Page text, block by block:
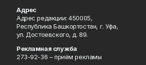
Адрес
Адрес редакции: 450005,
Республика Башкортостан, г. Уфа,
ул. Достоевского, д. 89.
Рекламная служба
273-92-36 – приём рекламы